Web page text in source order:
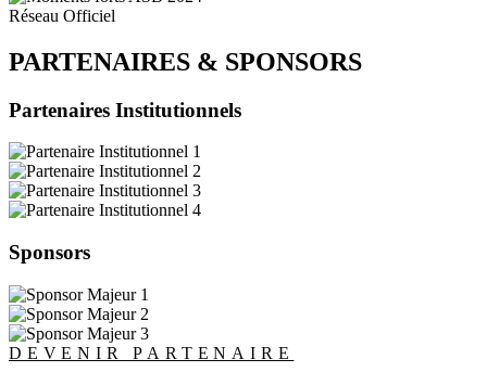
Réseau Officiel
PARTENAIRES & SPONSORS
Partenaires Institutionnels
Sponsors
DEVENIR PARTENAIRE